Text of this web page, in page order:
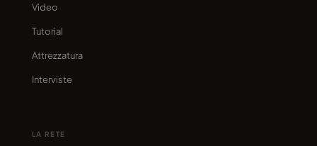
Video
Tutorial
Attrezzatura
Interviste
LA RETE